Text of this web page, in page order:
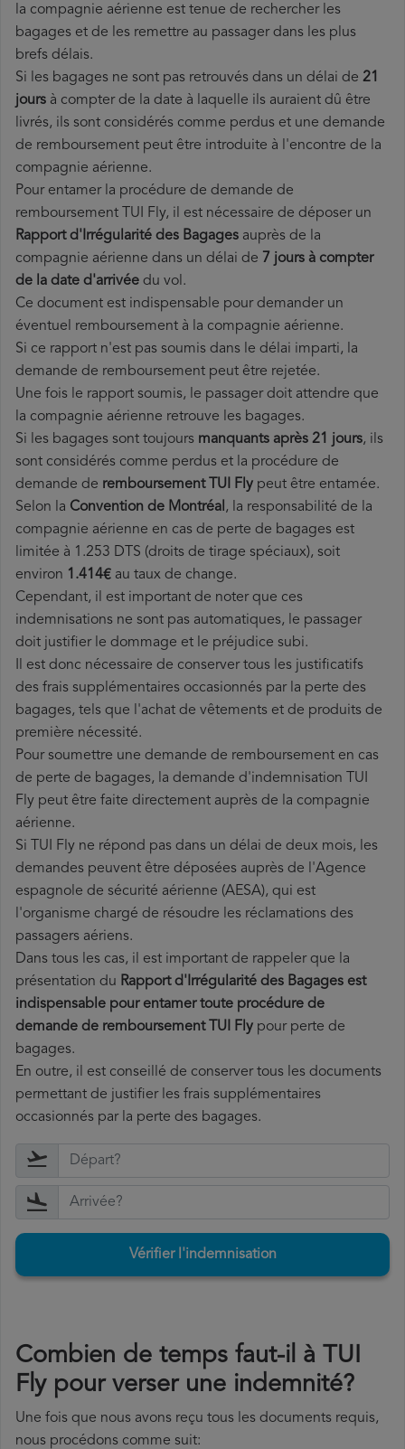
la compagnie aérienne est tenue de rechercher les
bagages et de les remettre au passager dans les plus
brefs délais.
Si les bagages ne sont pas retrouvés dans un délai de 21
jours à compter de la date à laquelle ils auraient dû être
livrés, ils sont considérés comme perdus et une demande
de remboursement peut être introduite à l'encontre de la
compagnie aérienne.
Pour entamer la procédure de demande de
remboursement TUI Fly, il est nécessaire de déposer un
Rapport d'Irrégularité des Bagages auprès de la
compagnie aérienne dans un délai de 7 jours à compter
de la date d'arrivée du vol.
Ce document est indispensable pour demander un
éventuel remboursement à la compagnie aérienne.
Si ce rapport n'est pas soumis dans le délai imparti, la
demande de remboursement peut être rejetée.
Une fois le rapport soumis, le passager doit attendre que
la compagnie aérienne retrouve les bagages.
Si les bagages sont toujours manquants après 21 jours, ils
sont considérés comme perdus et la procédure de
demande de remboursement TUI Fly peut être entamée.
Selon la Convention de Montréal, la responsabilité de la
compagnie aérienne en cas de perte de bagages est
limitée à 1.253 DTS (droits de tirage spéciaux), soit
environ 1.414€ au taux de change.
Cependant, il est important de noter que ces
indemnisations ne sont pas automatiques, le passager
doit justifier le dommage et le préjudice subi.
Il est donc nécessaire de conserver tous les justificatifs
des frais supplémentaires occasionnés par la perte des
bagages, tels que l'achat de vêtements et de produits de
première nécessité.
Pour soumettre une demande de remboursement en cas
de perte de bagages, la demande d'indemnisation TUI
Fly peut être faite directement auprès de la compagnie
aérienne.
Si TUI Fly ne répond pas dans un délai de deux mois, les
demandes peuvent être déposées auprès de l'Agence
espagnole de sécurité aérienne (AESA), qui est
l'organisme chargé de résoudre les réclamations des
passagers aériens.
Dans tous les cas, il est important de rappeler que la
présentation du Rapport d'Irrégularité des Bagages est
indispensable pour entamer toute procédure de
demande de remboursement TUI Fly pour perte de
bagages.
En outre, il est conseillé de conserver tous les documents
permettant de justifier les frais supplémentaires
occasionnés par la perte des bagages.
Vérifier l'indemnisation
Combien de temps faut-il à TUI
Fly pour verser une indemnité?
Une fois que nous avons reçu tous les documents requis,
nous procédons comme suit: